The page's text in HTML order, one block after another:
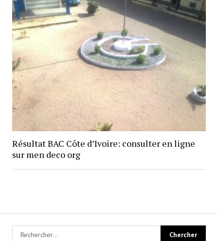
Résultat BAC Côte d’Ivoire: consulter en ligne
sur men deco org